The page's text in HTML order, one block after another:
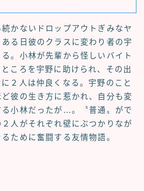
かないドロップアウトぎみなヤ
る日彼のクラスに変わり者の宇
。小林が先輩から怪しいバイト
ころを宇野に助けられ、その出
２人は仲良くなる。宇野のこと
彼の生き方に惹かれ、自分も変
る小林だったが…。〝普通〟がで
人がそれぞれ壁にぶつかりなが
ために奮闘する友情物語。